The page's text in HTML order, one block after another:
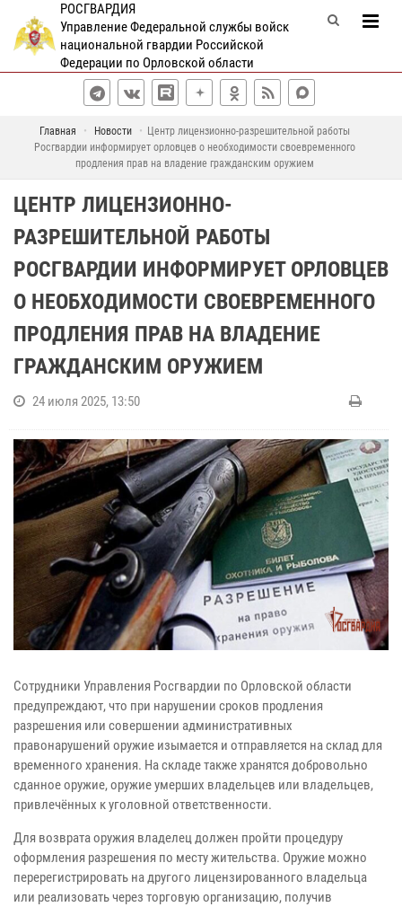
РОСГВАРДИЯ
Управление Федеральной службы войск
национальной гвардии Российской
Федерации по Орловской области
Главная Новости
Центр лицензионно-разрешительной работы
Росгвардии информирует орловцев о необходимости своевременного
продления прав на владение гражданским оружием
ЦЕНТР ЛИЦЕНЗИОННО-
РАЗРЕШИТЕЛЬНОЙ РАБОТЫ
РОСГВАРДИИ ИНФОРМИРУЕТ ОРЛОВЦЕВ
О НЕОБХОДИМОСТИ СВОЕВРЕМЕННОГО
ПРОДЛЕНИЯ ПРАВ НА ВЛАДЕНИЕ
ГРАЖДАНСКИМ ОРУЖИЕМ
24 июля 2025, 13:50
Сотрудники Управления Росгвардии по Орловской области
предупреждают, что при нарушении сроков продления
разрешения или совершении административных
правонарушений оружие изымается и отправляется на склад для
временного хранения. На складе также хранятся добровольно
сданное оружие, оружие умерших владельцев или владельцев,
привлечённых к уголовной ответственности.
Для возврата оружия владелец должен пройти процедуру
оформления разрешения по месту жительства. Оружие можно
перерегистрировать на другого лицензированного владельца
или реализовать через торговую организацию, получив